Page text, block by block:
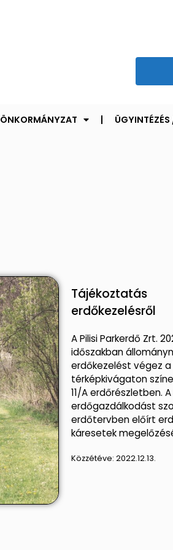
ÖNKORMÁNYZAT
Tájékoztatás
erdőkezelésről
A Pilisi Parkerdő Zrt.
időszakban
erdőkezelést végez
térképkivágaton
11/A erdőrészletben.
erdőgazdálkodást
erdőtervben előírt
káresetek
Közzétéve:2022.12.13.